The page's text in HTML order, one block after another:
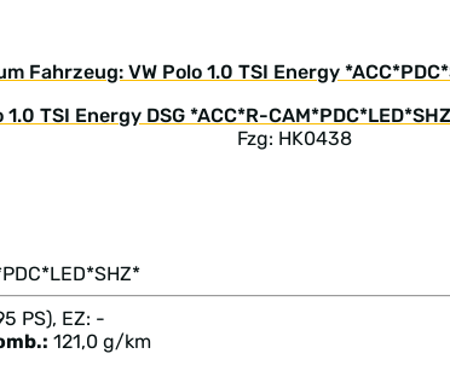
Fahrzeug: VW Polo 1.0 TSI Energy
Fzg: HK0438
PS), EZ: -
121,0 g/km